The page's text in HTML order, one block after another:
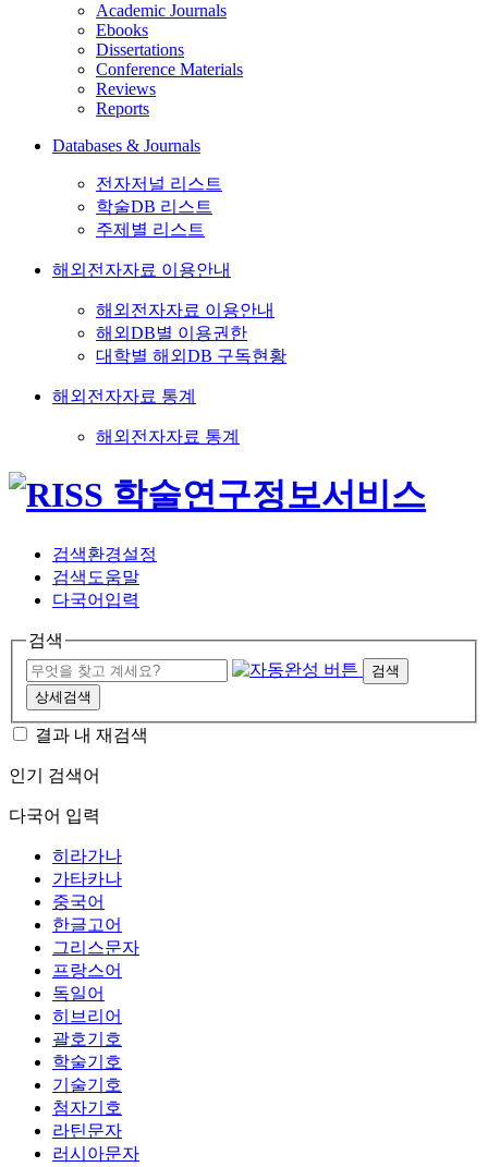
Academic Journals
Ebooks
Dissertations
Conference Materials
Reviews
Reports
Databases & Journals
전자저널 리스트
학술DB 리스트
주제별 리스트
해외전자자료 이용안내
해외전자자료 이용안내
해외DB별 이용권한
대학별 해외DB 구독현황
해외전자자료 통계
해외전자자료 통계
검색환경설정
검색도움말
다국어입력
검색
검색
상세검색
결과 내 재검색
인기 검색어
다국어 입력
히라가나
가타카나
중국어
한글고어
그리스문자
프랑스어
독일어
히브리어
괄호기호
학술기호
기술기호
첨자기호
라틴문자
러시아문자